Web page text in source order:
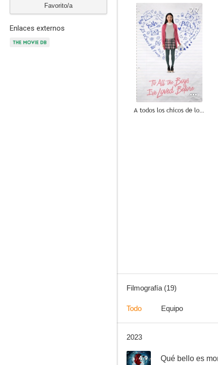
Favorito/a
Enlaces externos
7.7
A todos los chicos de los que me enamoré
Filmografía (19)
Todo Equipo
2023
4.9 Qué bello es